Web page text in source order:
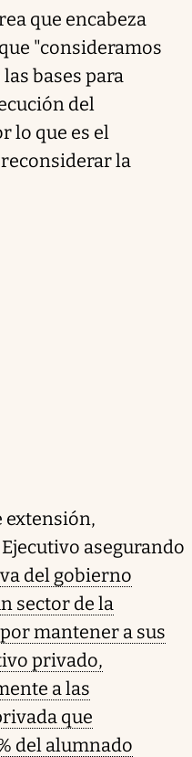
que encabeza
"consideramos
bases para
del
lo que es el
la
extensión,
asegurando
del gobierno
sector de la
mantener a sus
privado,
a las
que
del alumnado